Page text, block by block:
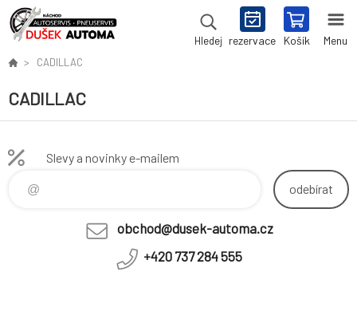
Hledej rezervace Košík Menu
CADILLAC
CADILLAC
Slevy a novinky e-mailem
odebírat
obchod@dusek-automa.cz
+420 737 284 555